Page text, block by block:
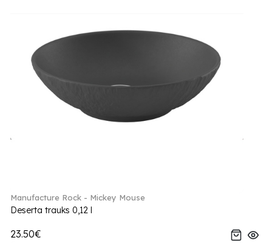
Manufacture Rock - Mickey Mouse
Deserta trauks 0,12 l
23.50€